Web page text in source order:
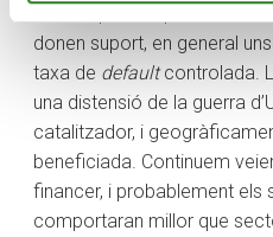
donen suport, en general
taxa de defaultcontrolada.
una distensió de la guerra
catalitzador, i
beneficiada. Continuem
financer, i probablement els
comportaran millor que